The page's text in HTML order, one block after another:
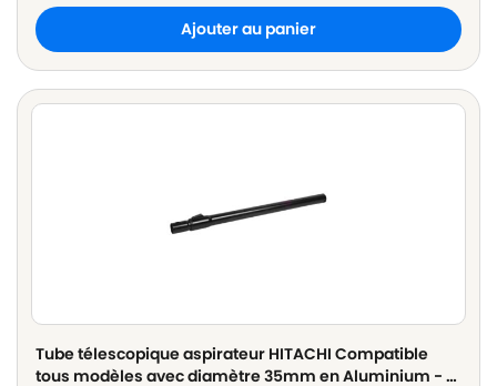
Ajouter au panier
Tube télescopique aspirateur HITACHI Compatible
tous modèles avec diamètre 35mm en Aluminium - ø